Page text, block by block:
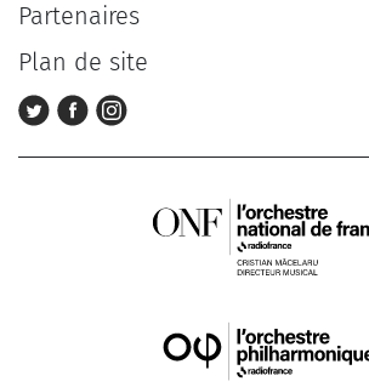
Partenaires
Plan de site